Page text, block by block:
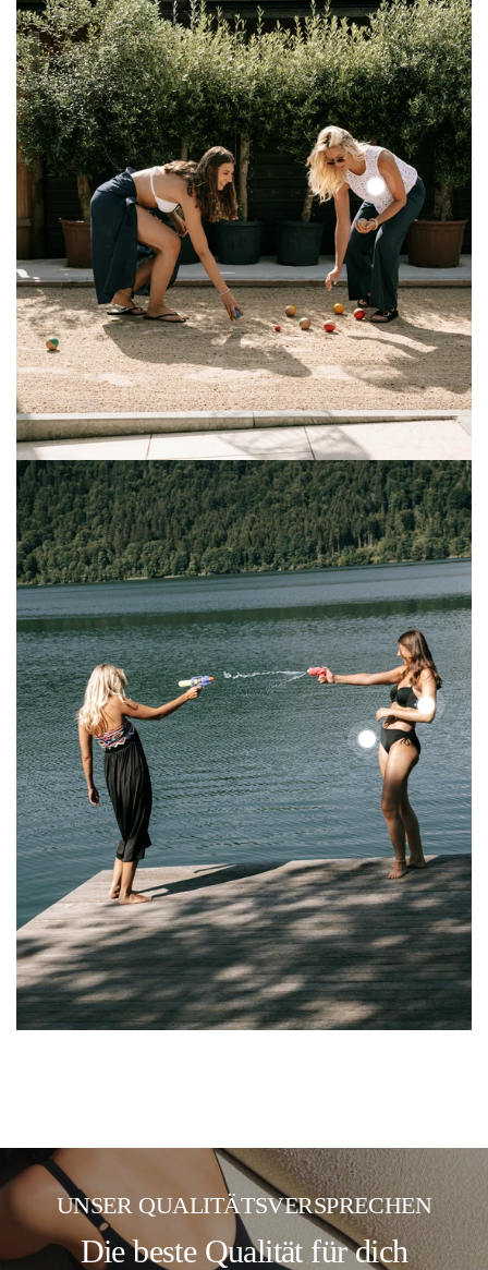
Lace
Top
Color
Up
Top
Color
Up
Top
UNSER QUALITÄTSVERSPRECHEN
Die beste Qualität für dich